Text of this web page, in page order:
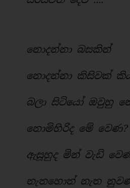
නොදන්නා බසකින්
නොදන්නා කිසිවක්
බලා සිටියෝ ඔවුහු
නොමිහිරිද මේ වෙණ?
ඇසූහුද මින් වැඩි
නැතහොත් නැත